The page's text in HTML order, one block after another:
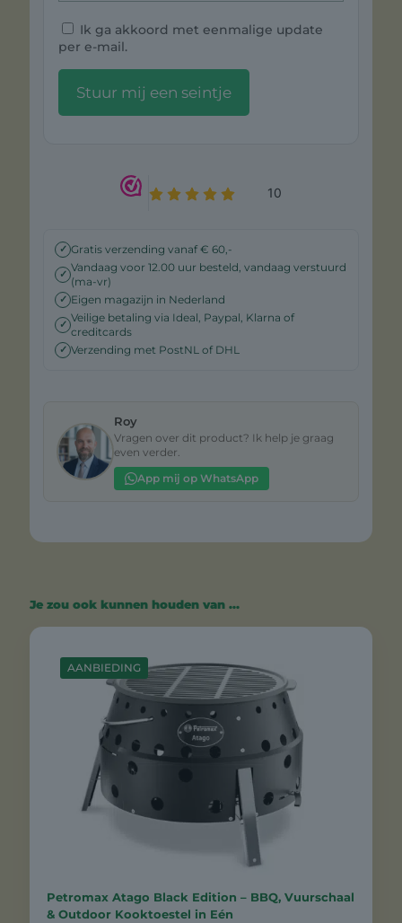
Ik ga akkoord met eenmalige update
per e-mail.
Stuur mij een seintje
✓ Gratis verzending vanaf € 60,-
✓
Vandaag voor 12.00 uur besteld, vandaag verstuurd
(ma-vr)
✓ Eigen magazijn in Nederland
✓
Veilige betaling via Ideal, Paypal, Klarna of
creditcards
✓ Verzending met PostNL of DHL
Roy
Vragen over dit product? Ik help je graag
even verder.
App mij op WhatsApp
Je zou ook kunnen houden van …
AANBIEDING
Petromax Atago Black Edition – BBQ, Vuurschaal
& Outdoor Kooktoestel in Eén